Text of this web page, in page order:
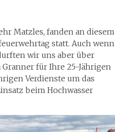
Matzles, fanden an diesem
statt. Auch wenn
wir uns aber über
für Ihre 25-Jährigen
Verdienste um das
beim Hochwasser